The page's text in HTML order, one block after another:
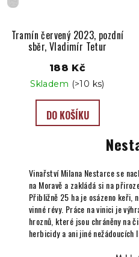
CZ
Tramín červený 2023, pozdní
sběr, Vladimír Tetur
188 Kč
Skladem (>10 ks)
DO KOŠÍKU
Vinařství Milana Nestarce se
na Moravě a zakládá si na
Přibližně 25 ha je osázeno keři,
vinné révy. Práce na vinici je
hroznů, které jsou chráněny na
herbicidy a ani jiné nežádoucích